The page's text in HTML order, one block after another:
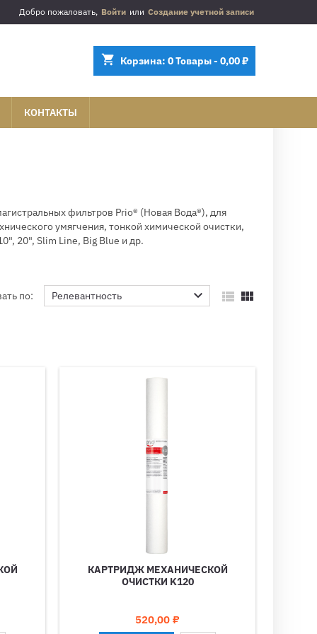
Добро пожаловать, Войти или Создание учетной записи
shopping_cart Корзина: 0Товары - 0,00 ₽
КОНТАКТЫ
фильтров Prio® (Новая Вода®), для
умягчения, тонкой химической очистки,
20", Slim Line, Big Blue и др.
по: Релевантность   
КАРТРИДЖ МЕХАНИЧЕСКОЙ
ОЧИСТКИ K120
Цена
520,00 ₽